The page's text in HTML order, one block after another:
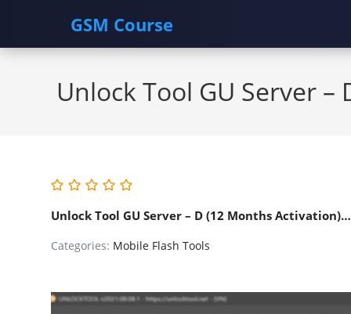
GSM Course
Skip
Unlock Tool GU Server
Unlock Tool GU Server – D (12 Months
Categories: Mobile Flash Tools